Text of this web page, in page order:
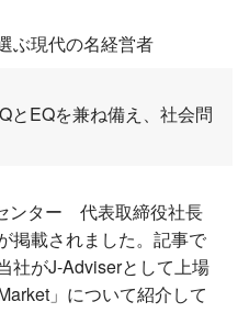
ぶ現代の名経営者
EQを兼ね備え、社会問
ンター 代表取締役社長
掲載されました。記事で
社がJ-Adviserとして上場
」について紹介して